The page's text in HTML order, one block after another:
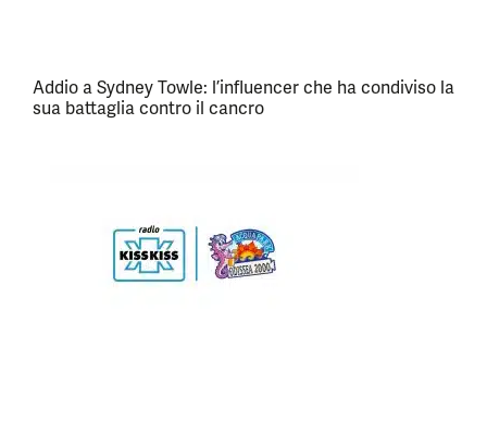
Addio a Sydney Towle: l’influencer che ha condiviso la
sua battaglia contro il cancro